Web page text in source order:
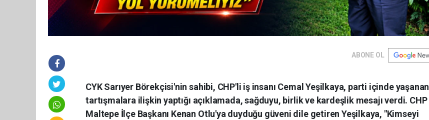
ABONE OL
CYK Sarıyer Börekçisi'nin sahibi, CHP'li iş insanı Cemal Yeşilkaya, parti içinde yaşanan
tartışmalara ilişkin yaptığı açıklamada, sağduyu, birlik ve kardeşlik mesajı verdi. CHP
Maltepe İlçe Başkanı Kenan Otlu'ya duyduğu güveni dile getiren Yeşilkaya, "Kimseyi